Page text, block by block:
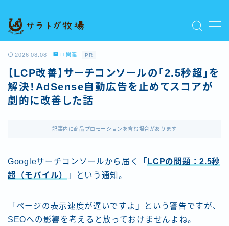
MENU
プライバシーポリシー
利用規約／特定商取引法に基づく表記
新着記事を読む
有料記事の決済完了ページ
2026.08.08 IT関連 PR
【LCP改善】サーチコンソールの「2.5秒超」を
解決！AdSense自動広告を止めてスコアが
劇的に改善した話
記事内に商品プロモーションを含む場合があります
Googleサーチコンソールから届く「 LCPの問題：2.5秒
超（モバイル）
」という通知。
「ページの表示速度が遅いですよ」という警告ですが、
SEOへの影響を考えると放っておけませんよね。